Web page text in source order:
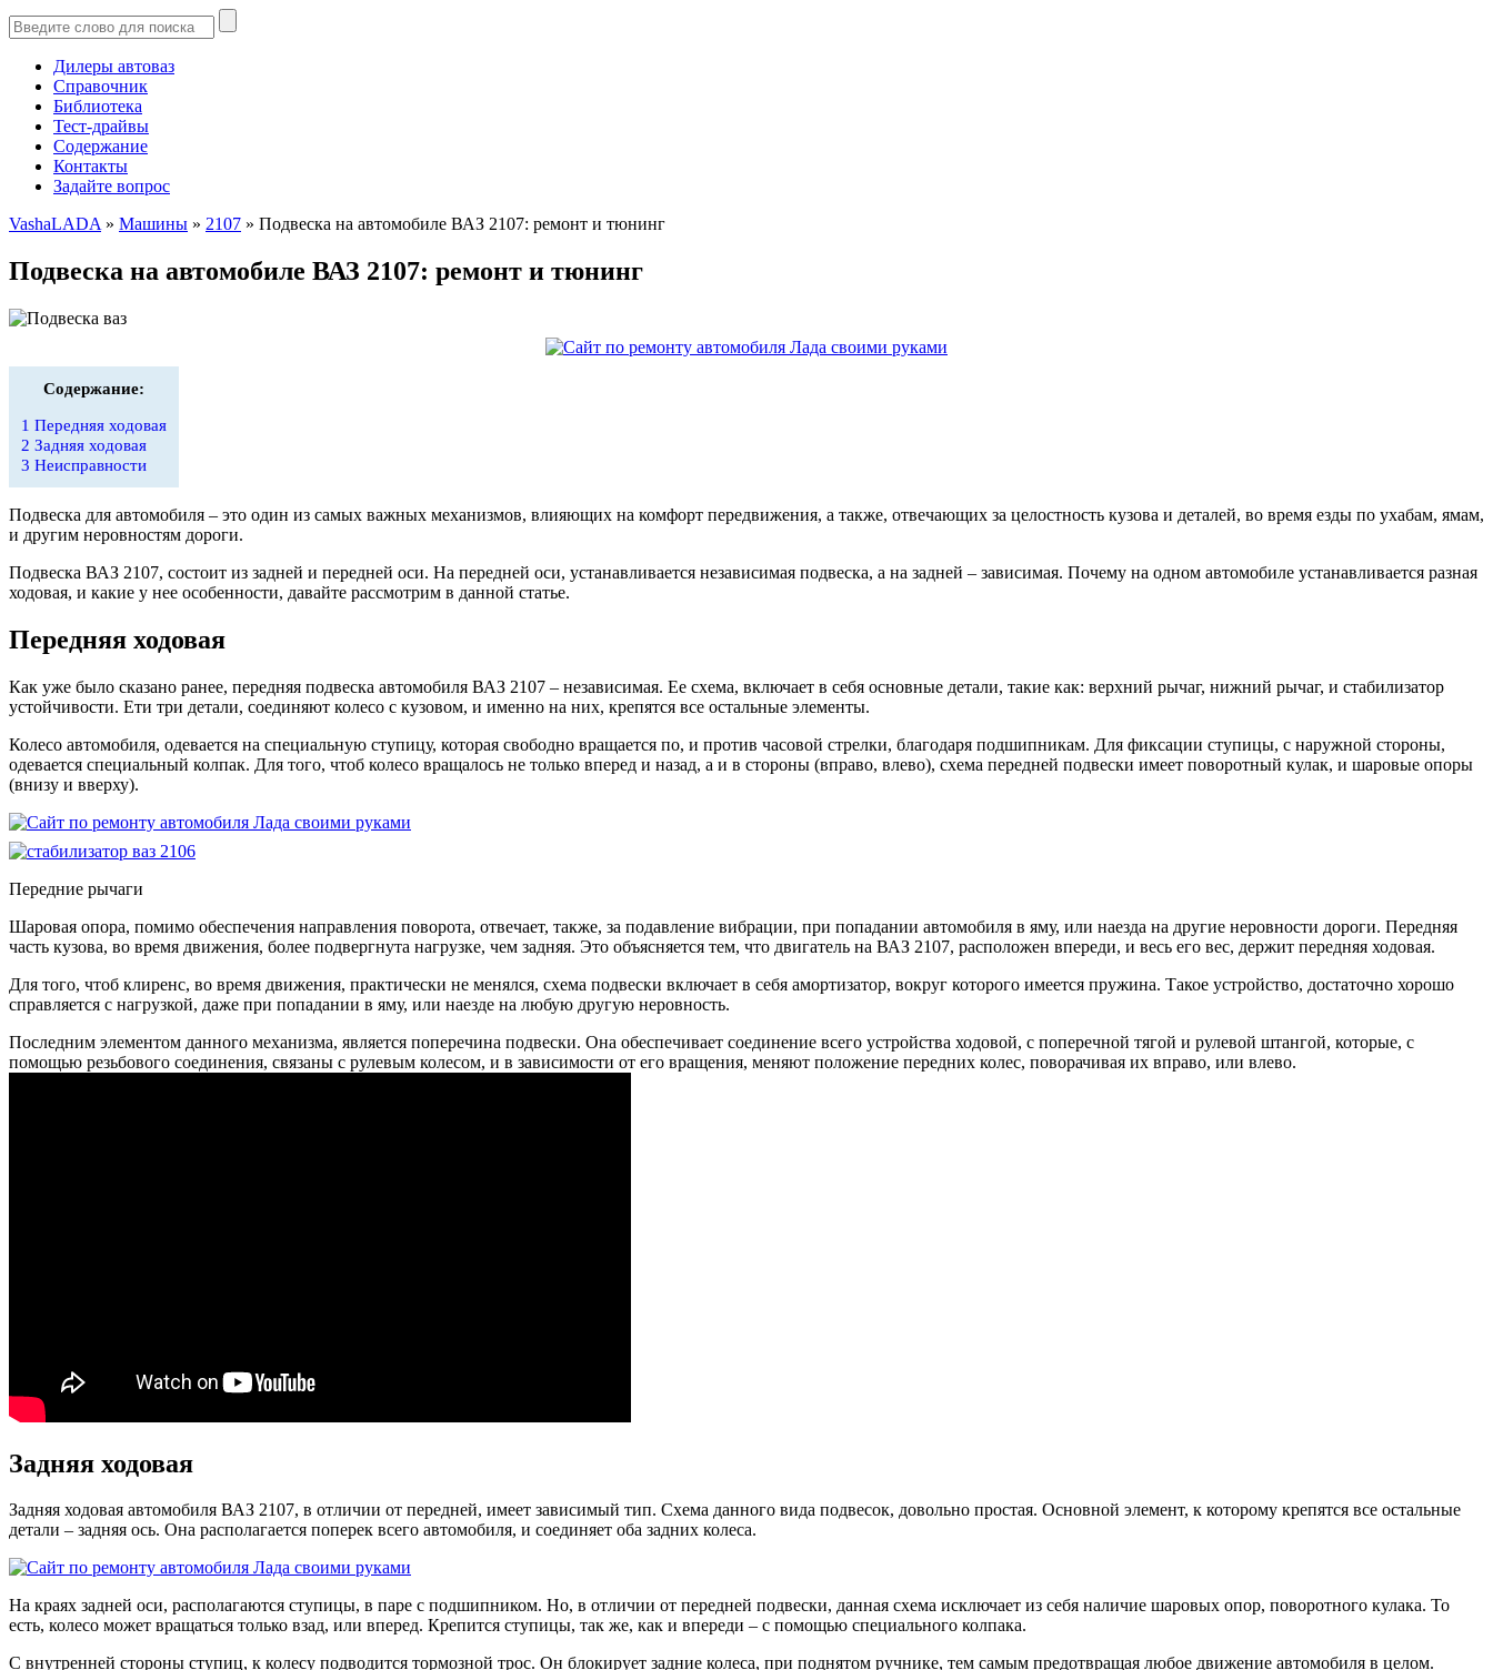
Дилеры автоваз
Справочник
Библиотека
Тест-драйвы
Содержание
Контакты
Задайте вопрос
VashaLADA » Машины » 2107 » Подвеска на автомобиле ВАЗ 2107: ремонт и тюнинг
Подвеска на автомобиле ВАЗ 2107: ремонт и тюнинг
Содержание:
1 Передняя ходовая
2 Задняя ходовая
3 Неисправности
Подвеска для автомобиля – это один из самых важных механизмов, влияющих на комфорт передвижения, а также, отвечающих за целостность кузова и деталей, во время езды по ухабам, ямам,
и другим неровностям дороги.
Подвеска ВАЗ 2107, состоит из задней и передней оси. На передней оси, устанавливается независимая подвеска, а на задней – зависимая. Почему на одном автомобиле устанавливается разная
ходовая, и какие у нее особенности, давайте рассмотрим в данной статье.
Передняя ходовая
Как уже было сказано ранее, передняя подвеска автомобиля ВАЗ 2107 – независимая. Ее схема, включает в себя основные детали, такие как: верхний рычаг, нижний рычаг, и стабилизатор
устойчивости. Ети три детали, соединяют колесо с кузовом, и именно на них, крепятся все остальные элементы.
Колесо автомобиля, одевается на специальную ступицу, которая свободно вращается по, и против часовой стрелки, благодаря подшипникам. Для фиксации ступицы, с наружной стороны,
одевается специальный колпак. Для того, чтоб колесо вращалось не только вперед и назад, а и в стороны (вправо, влево), схема передней подвески имеет поворотный кулак, и шаровые опоры
(внизу и вверху).
Передние рычаги
Шаровая опора, помимо обеспечения направления поворота, отвечает, также, за подавление вибрации, при попадании автомобиля в яму, или наезда на другие неровности дороги. Передняя
часть кузова, во время движения, более подвергнута нагрузке, чем задняя. Это объясняется тем, что двигатель на ВАЗ 2107, расположен впереди, и весь его вес, держит передняя ходовая.
Для того, чтоб клиренс, во время движения, практически не менялся, схема подвески включает в себя амортизатор, вокруг которого имеется пружина. Такое устройство, достаточно хорошо
справляется с нагрузкой, даже при попадании в яму, или наезде на любую другую неровность.
Последним элементом данного механизма, является поперечина подвески. Она обеспечивает соединение всего устройства ходовой, с поперечной тягой и рулевой штангой, которые, с
помощью резьбового соединения, связаны с рулевым колесом, и в зависимости от его вращения, меняют положение передних колес, поворачивая их вправо, или влево.
Задняя ходовая
Задняя ходовая автомобиля ВАЗ 2107, в отличии от передней, имеет зависимый тип. Схема данного вида подвесок, довольно простая. Основной элемент, к которому крепятся все остальные
детали – задняя ось. Она располагается поперек всего автомобиля, и соединяет оба задних колеса.
На краях задней оси, располагаются ступицы, в паре с подшипником. Но, в отличии от передней подвески, данная схема исключает из себя наличие шаровых опор, поворотного кулака. То
есть, колесо может вращаться только взад, или вперед. Крепится ступицы, так же, как и впереди – с помощью специального колпака.
С внутренней стороны ступиц, к колесу подводится тормозной трос. Он блокирует задние колеса, при поднятом ручнике, тем самым предотвращая любое движение автомобиля в целом.